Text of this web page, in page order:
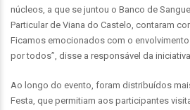
núcleos, a que se juntou o Banco de
Particular de Viana do Castelo, contaram
Ficamos emocionados com o
por todos”, disse a responsável da
Ao longo do evento, foram distribuídos
Festa, que permitiam aos participantes